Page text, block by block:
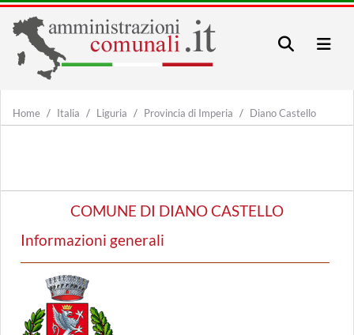
Home Italia Liguria Provincia di Imperia Diano Castello
COMUNE DI DIANO CASTELLO
Informazioni generali